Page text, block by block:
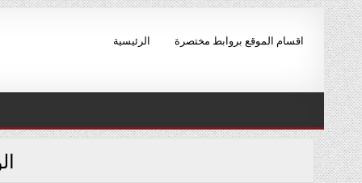
Skip to content
الرئيسية اقسام الموقع بروابط مختصرة